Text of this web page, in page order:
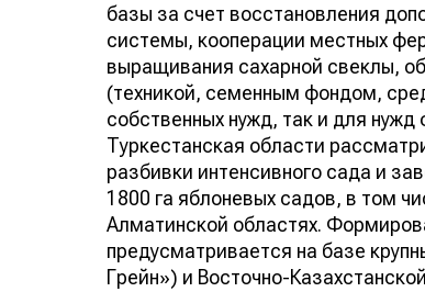
базы за счет восстановления
системы, кооперации местных
выращивания сахарной свеклы,
(техникой, семенным фондом,
собственных нужд, так и для
Туркестанская области
разбивки интенсивного сада и
1800 га яблоневых садов, в том
Алматинской областях.
предусматривается на базе
Грейн») и Восточно-